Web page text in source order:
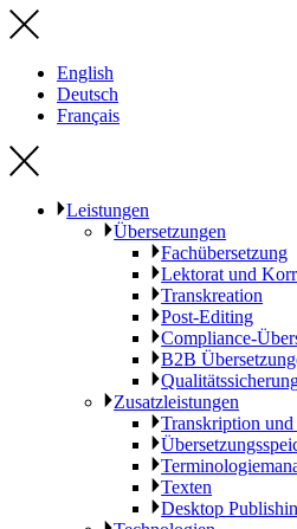
English
Deutsch
Français
Leistungen
Übersetzungen
Fachübersetzung
Lektorat und
Transkreation
Post-Editing
Compliance-
B2B
Zusatzleistungen
Transkription
Texten
Desktop